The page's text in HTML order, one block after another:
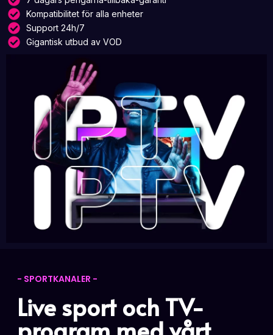
Kompatibilitet för alla enheter
Support 24h/7
Gigantisk utbud av VOD
- SPORTKANALER -
Live sport och TV-